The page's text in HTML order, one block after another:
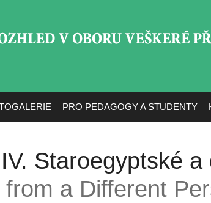
PRO PEDAGOGY A STUDENTY
Staroegyptské
a Different